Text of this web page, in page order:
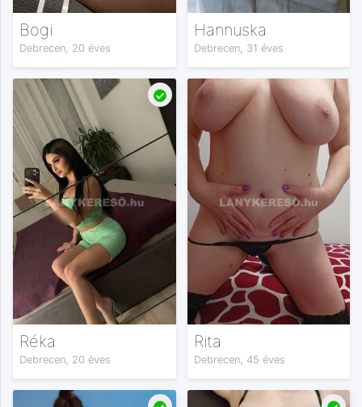
Bogi
Debrecen, 20 éves
Hannuska
Debrecen, 31 éves
Réka
Debrecen, 20 éves
Rita
Debrecen, 45 éves